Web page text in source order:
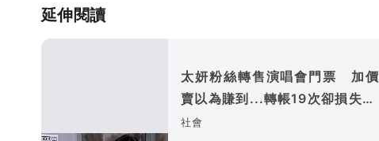
延伸閱讀
太妍粉絲轉售演唱會門票 加價
賣以為賺到...轉帳19次卻損失75
萬
社會